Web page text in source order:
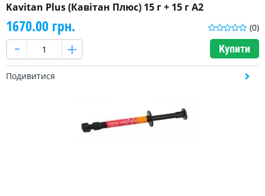
Kavitan Plus (Кавітан Плюс) 15 г + 15 г A2
(0)
1670.00 грн.
Купити
Подивитися